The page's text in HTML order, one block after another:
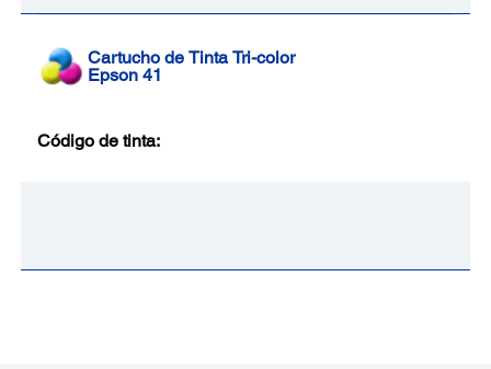
Cartucho de Tinta Tri-color
Epson 41
Código de tinta: